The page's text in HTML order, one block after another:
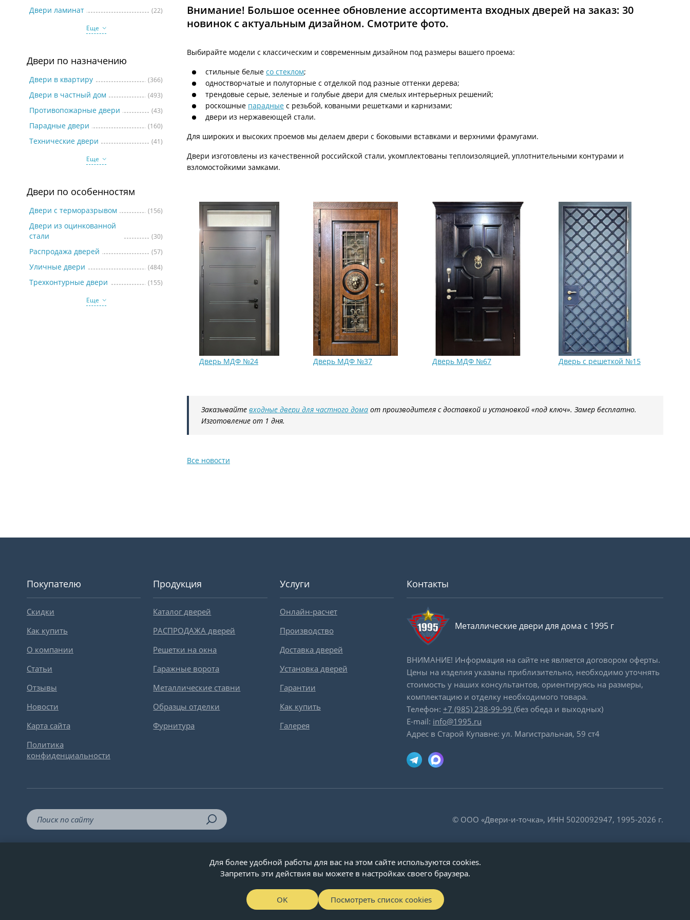
Двери ламинат
(22)
Еще
Двери по назначению
Двери в квартиру (366)
Двери в частный дом (493)
Противопожарные двери (43)
Парадные двери (160)
Технические двери
(41)
Еще
Двери по особенностям
Двери с терморазрывом (156)
Двери из оцинкованной
стали
(30)
Распродажа дверей (57)
Уличные двери (484)
Трехконтурные двери
(155)
Еще
Внимание! Большое осеннее обновление ассортимента входных дверей на заказ: 30
новинок с актуальным дизайном. Смотрите фото.
Выбирайте модели с классическим и современным дизайном под размеры вашего проема:
стильные белые со стеклом;
одностворчатые и полуторные с отделкой под разные оттенки дерева;
трендовые серые, зеленые и голубые двери для смелых интерьерных решений;
роскошные парадные с резьбой, коваными решетками и карнизами;
двери из нержавеющей стали.
Для широких и высоких проемов мы делаем двери с боковыми вставками и верхними фрамугами.
Двери изготовлены из качественной российской стали, укомплектованы теплоизоляцией, уплотнительными контурами и
взломостойкими замками.
Дверь МДФ №24 Дверь МДФ №37 Дверь МДФ №67 Дверь с решеткой №15
Заказывайте входные двери для частного дома от производителя с доставкой и установкой «под ключ». Замер бесплатно.
Изготовление от 1 дня.
Все новости
Покупателю
Скидки
Как купить
О компании
Статьи
Отзывы
Новости
Карта сайта
Политика
конфиденциальности
Продукция
Каталог дверей
РАСПРОДАЖА дверей
Решетки на окна
Гаражные ворота
Металлические ставни
Образцы отделки
Фурнитура
Услуги
Онлайн-расчет
Производство
Доставка дверей
Установка дверей
Гарантии
Как купить
Галерея
Контакты
Металлические двери для дома с 1995 г
ВНИМАНИЕ! Информация на сайте не является договором оферты.
Цены на изделия указаны приблизительно, необходимо уточнять
стоимость у наших консультантов, ориентируясь на размеры,
комплектацию и отделку необходимого товара.
Телефон: +7 (985) 238-99-99 (без обеда и выходных)
E-mail: info@1995.ru
Адрес в Старой Купавне: ул. Магистральная, 59 ст4
© ООО «Двери-и-точка», ИНН 5020092947, 1995-2026 г.
Для более удобной работы для вас на этом сайте используются cookies.
Запретить эти действия вы можете в настройках своего браузера.
OK Посмотреть список cookies